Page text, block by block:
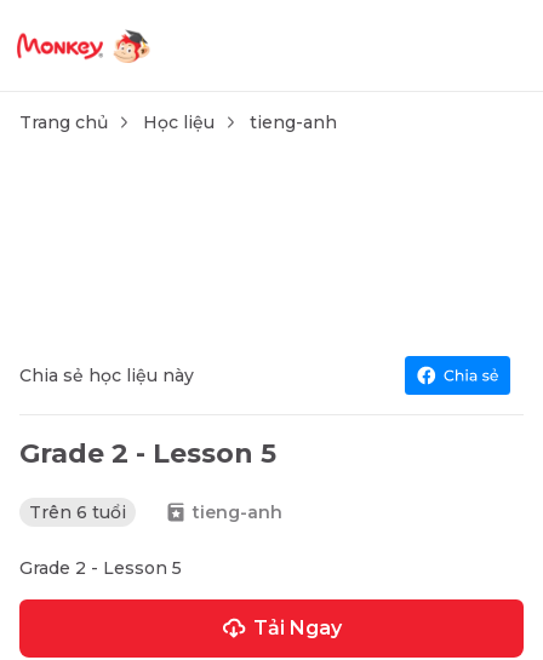
Trang chủ Học liệu tieng-anh
Chia sẻ học liệu này
Grade 2 - Lesson 5
Trên 6 tuổi tieng-anh
Grade 2 - Lesson 5
Tải Ngay